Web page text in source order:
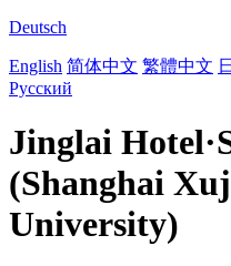
Deutsch
English 简体中文 繁體中文
Русский
Jinglai
(Shanghai
University)